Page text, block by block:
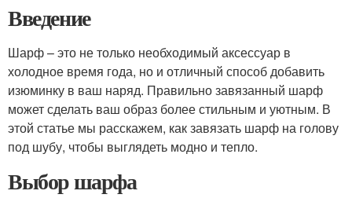
Введение
Шарф – это не только необходимый аксессуар в
холодное время года, но и отличный способ добавить
изюминку в ваш наряд. Правильно завязанный шарф
может сделать ваш образ более стильным и уютным. В
этой статье мы расскажем, как завязать шарф на голову
под шубу, чтобы выглядеть модно и тепло.
Выбор шарфа